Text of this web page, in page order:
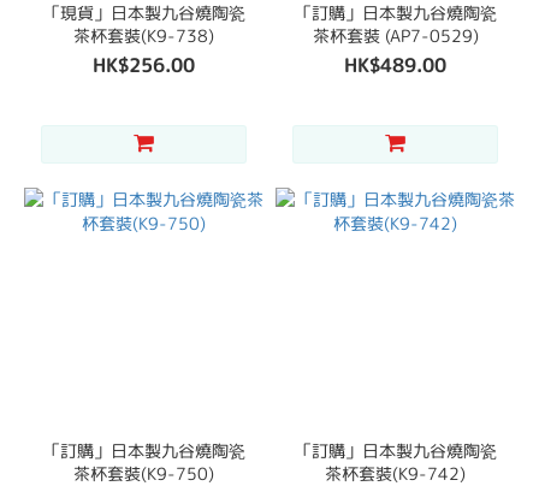
「現貨」日本製九谷燒陶瓷
茶杯套裝(K9-738)
HK$256.00
「訂購」日本製九谷燒陶瓷
茶杯套裝 (AP7-0529)
HK$489.00
「訂購」日本製九谷燒陶瓷
茶杯套裝(K9-750)
「訂購」日本製九谷燒陶瓷
茶杯套裝(K9-742)